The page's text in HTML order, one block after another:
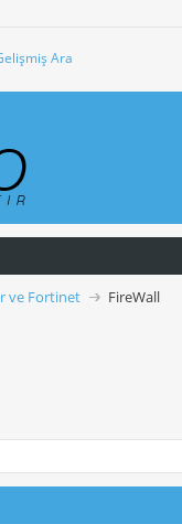
Ara
ve Fortinet FireWall